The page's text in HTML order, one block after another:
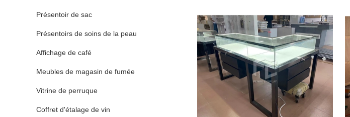
Présentoir de sac
Présentoirs de soins de la peau
Affichage de café
Meubles de magasin de fumée
Vitrine de perruque
Coffret d'étalage de vin